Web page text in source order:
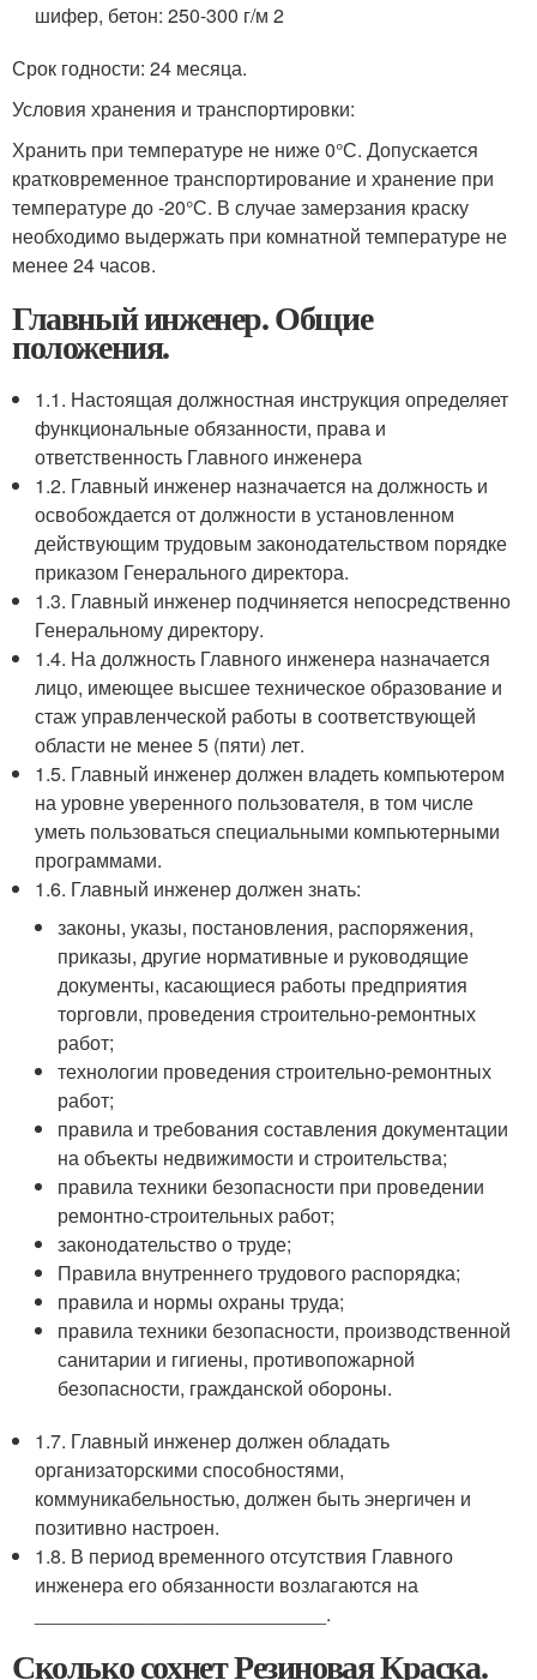
шифер, бетон: 250-300 г/м 2
Срок годности: 24 месяца.
Условия хранения и транспортировки:
Хранить при температуре не ниже 0°С. Допускается
кратковременное транспортирование и хранение при
температуре до -20°С. В случае замерзания краску
необходимо выдержать при комнатной температуре не
менее 24 часов.
Главный инженер. Общие
положения.
1.1. Настоящая должностная инструкция определяет
функциональные обязанности, права и
ответственность Главного инженера
1.2. Главный инженер назначается на должность и
освобождается от должности в установленном
действующим трудовым законодательством порядке
приказом Генерального директора.
1.3. Главный инженер подчиняется непосредственно
Генеральному директору.
1.4. На должность Главного инженера назначается
лицо, имеющее высшее техническое образование и
стаж управленческой работы в соответствующей
области не менее 5 (пяти) лет.
1.5. Главный инженер должен владеть компьютером
на уровне уверенного пользователя, в том числе
уметь пользоваться специальными компьютерными
программами.
1.6. Главный инженер должен знать:
законы, указы, постановления, распоряжения,
приказы, другие нормативные и руководящие
документы, касающиеся работы предприятия
торговли, проведения строительно-ремонтных
работ;
технологии проведения строительно-ремонтных
работ;
правила и требования составления документации
на объекты недвижимости и строительства;
правила техники безопасности при проведении
ремонтно-строительных работ;
законодательство о труде;
Правила внутреннего трудового распорядка;
правила и нормы охраны труда;
правила техники безопасности, производственной
санитарии и гигиены, противопожарной
безопасности, гражданской обороны.
1.7. Главный инженер должен обладать
организаторскими способностями,
коммуникабельностью, должен быть энергичен и
позитивно настроен.
1.8. В период временного отсутствия Главного
инженера его обязанности возлагаются на
___________________________.
Сколько сохнет Резиновая Краска.